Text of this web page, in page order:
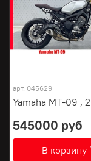
арт. 045629
Yamaha MT-09 ,
545000 руб
В корзину